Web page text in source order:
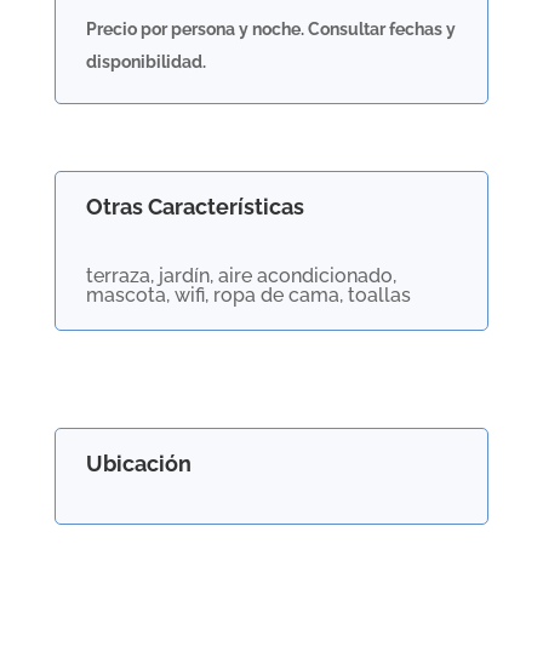
Precio por persona y noche. Consultar fechas y
disponibilidad.
Otras Características
terraza, jardín, aire acondicionado,
mascota, wifi, ropa de cama, toallas
Ubicación